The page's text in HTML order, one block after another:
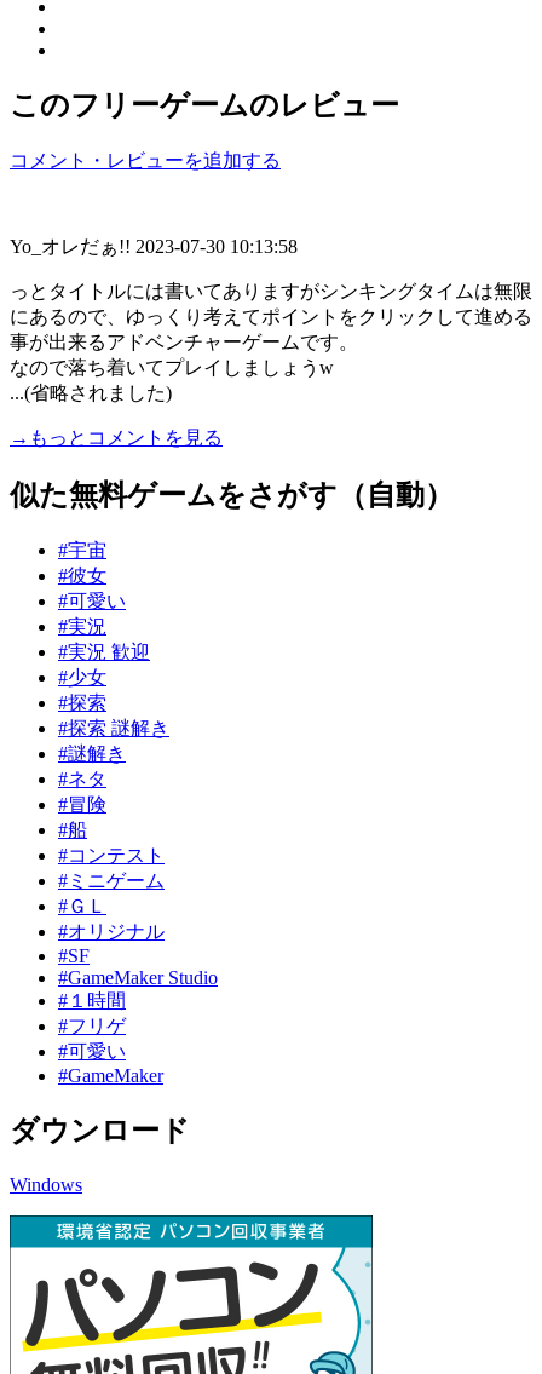
このフリーゲームのレビュー
コメント・レビューを追加する
Yo_オレだぁ!! 2023-07-30 10:13:58
っとタイトルには書いてありますがシンキングタイムは無限
にあるので、ゆっくり考えてポイントをクリックして進める
事が出来るアドベンチャーゲームです。
なので落ち着いてプレイしましょうw
...(省略されました)
→もっとコメントを見る
似た無料ゲームをさがす（自動）
#宇宙
#彼女
#可愛い
#実況
#実況 歓迎
#少女
#探索
#探索 謎解き
#謎解き
#ネタ
#冒険
#船
#コンテスト
#ミニゲーム
#ＧＬ
#オリジナル
#SF
#GameMaker Studio
#１時間
#フリゲ
#可愛い
#GameMaker
ダウンロード
Windows